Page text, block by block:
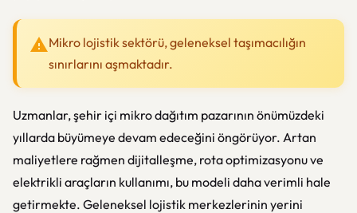
Mikro lojistik sektörü, geleneksel taşımacılığın
sınırlarını aşmaktadır.
Uzmanlar, şehir içi mikro dağıtım pazarının önümüzdeki
yıllarda büyümeye devam edeceğini öngörüyor. Artan
maliyetlere rağmen dijitalleşme, rota optimizasyonu ve
elektrikli araçların kullanımı, bu modeli daha verimli hale
getirmekte. Geleneksel lojistik merkezlerinin yerini